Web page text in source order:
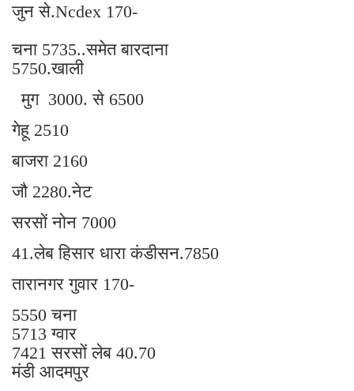
जुन से.Ncdex 170-
चना 5735..समेत बारदाना
5750.खाली
मुग 3000. से 6500
गेहू 2510
बाजरा 2160
जौ 2280.नेट
सरसों नोन 7000
41.लेब हिसार धारा कंडीसन.7850
तारानगर गुवार 170-
5550 चना
5713 ग्वार
7421 सरसों लेब 40.70
मंडी आदमपुर